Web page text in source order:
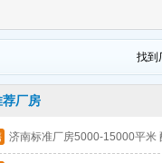
找到
荐厂房
济南标准厂房5000-15000平米